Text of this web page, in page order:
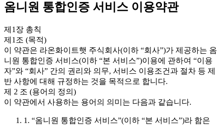
옴니원 통합인증 서비스 이용약관
제1장 총칙
제1조 (목적)
이 약관은 라온화이트햇 주식회사(이하 “회사”)가 제공하는 옴
니원 통합인증 서비스(이하 “본 서비스”)이용에 관하여 “이용
자”와 “회사” 간의 권리와 의무, 서비스 이용조건과 절차 등 제
반 사항에 대해 규정하는 것을 목적으로 합니다.
제 2 조 (용어의 정의)
이 약관에서 사용하는 용어의 의미는 다음과 같습니다.
1. “옴니원 통합인증 서비스”(이하 “본 서비스”)라 함은